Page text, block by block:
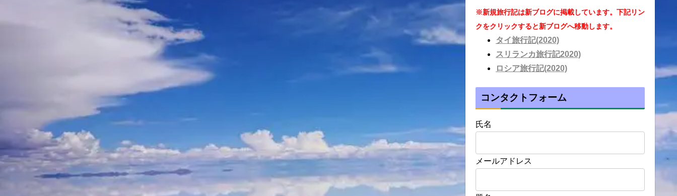
※新規旅行記は新ブログに掲載しています。下記リン
クをクリックすると新ブログへ移動します。
タイ旅行記(2020)
スリランカ旅行記2020)
ロシア旅行記(2020)
コンタクトフォーム
氏名
メールアドレス